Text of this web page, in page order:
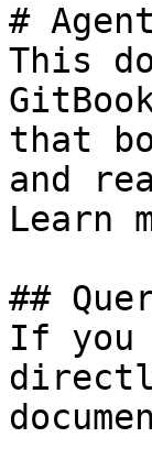
#
This
that
and
Learn
##
If you